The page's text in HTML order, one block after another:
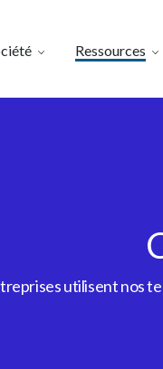
Ressources
utilisent nos